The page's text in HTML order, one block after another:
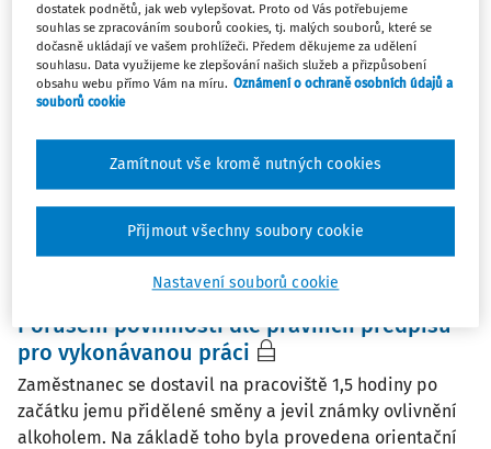
Nemocenské
Nemocenské je dávkou nahrazující ucházející příjem
z důvodu dočasné pracovní neschopnosti nebo
karantény a náleží z nemocenského pojištění. Po dobu
zaměstnanci náhrada mzdy (platu) vyplácená ...
Ing. Květoslava Cimlerová,Mgr. Šárka Chotěborská
1. 1. 2026
Porušení povinností dle právních předpisů
pro vykonávanou práci
Zaměstnanec se dostavil na pracoviště 1,5 hodiny po
začátku jemu přidělené směny a jevil známky ovlivnění
alkoholem. Na základě toho byla provedena orientační
dostatek podnětů, jak web vylepšovat. Proto od Vás potřebujeme
souhlas se zpracováním souborů cookies, tj. malých souborů, které se
dočasně ukládají ve vašem prohlížeči. Předem děkujeme za udělení
souhlasu. Data využijeme ke zlepšování našich služeb a přizpůsobení
obsahu webu přímo Vám na míru. Oznámení o ochraně osobních údajů a
souborů cookie
Nastavení souborů cookie
Zamítnout vše kromě nutných cookies
Přijmout všechny soubory cookie